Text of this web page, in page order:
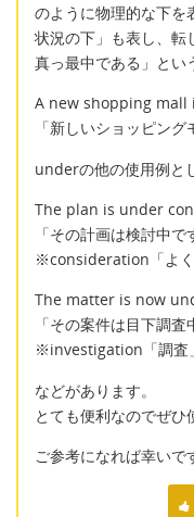
のように物理的な下を
状況の下」も表し、転
真っ最中である」とい
A new shopping
「新しいショッピング
underの他の使用例と
The plan is under
「その計画は検討中で
※consideration「よく
The matter is now
「その案件は目下調査
※investigation「調査」
などがあります。
とても便利なのでぜひ
ご参考になれば幸いで